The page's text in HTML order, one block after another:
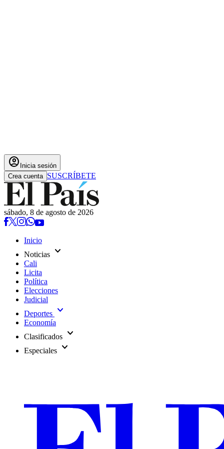
account_circle Inicia sesión
Crea cuenta SUSCRÍBETE
sábado, 8 de agosto de 2026
Inicio
Noticias expand_more
Cali
Licita
Política
Elecciones
Judicial
Deportes expand_more
Economía
Clasificados expand_more
Especiales expand_more